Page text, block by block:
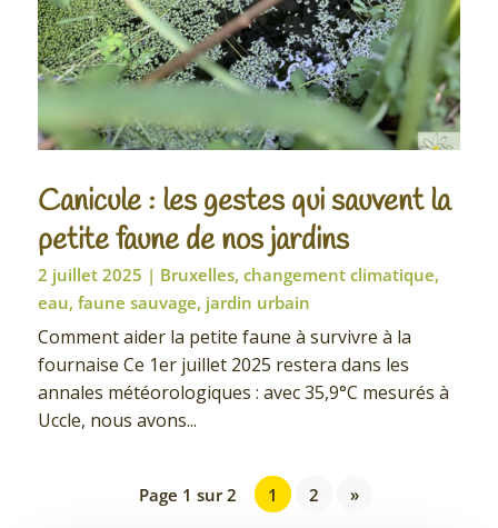
Canicule : les gestes qui sauvent la
petite faune de nos jardins
2 juillet 2025 | Bruxelles, changement climatique,
eau, faune sauvage, jardin urbain
Comment aider la petite faune à survivre à la
fournaise Ce 1er juillet 2025 restera dans les
annales météorologiques : avec 35,9°C mesurés à
Uccle, nous avons...
Page 1 sur 2 1 2 »